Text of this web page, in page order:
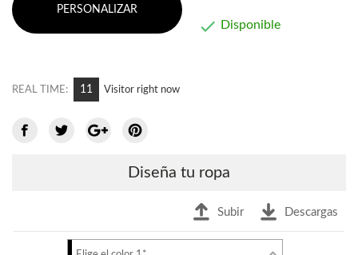
PERSONALIZAR
 Disponible
REAL TIME: 11 Visitor right now
Diseña tu ropa
Subir Descargas